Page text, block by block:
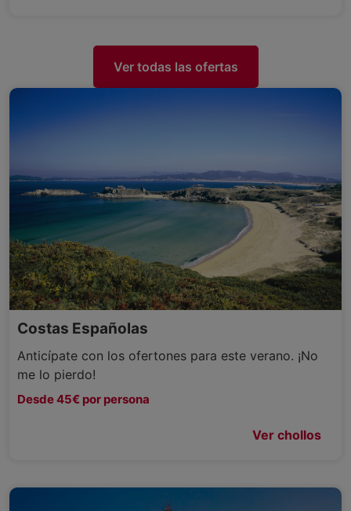
Ver todas las ofertas
Costas Españolas
Anticípate con los ofertones para este verano. ¡No
me lo pierdo!
Desde 45€ por persona
Ver chollos